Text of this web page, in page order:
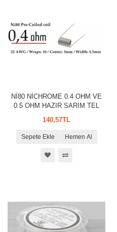
Nİ80 NİCHROME 0.4 OHM VE
0.5 OHM HAZIR SARIM TEL
140,57TL
Sepete Ekle Hemen Al